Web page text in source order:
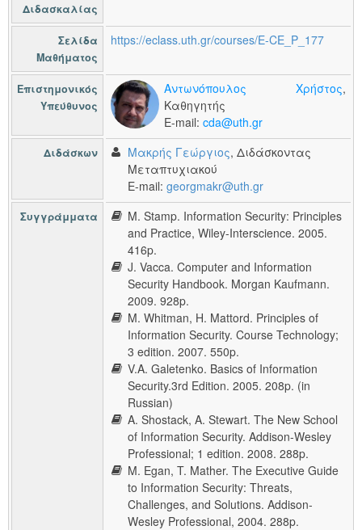
Διδασκαλίας
Σελίδα
Μαθήματος
https://eclass.uth.gr/courses/E-CE_P_177
Επιστημονικός
Υπεύθυνος
Αντωνόπουλος Χρήστος,
Καθηγητής
E-mail: cda@uth.gr
Διδάσκων Μακρής Γεώργιος, Διδάσκοντας
Μεταπτυχιακού
E-mail: georgmakr@uth.gr
Συγγράμματα
M. Stamp. Information Security: Principles
and Practice, Wiley-Interscience. 2005.
416p.
J. Vacca. Computer and Information
Security Handbook. Morgan Kaufmann.
2009. 928p.
M. Whitman, H. Mattord. Principles of
Information Security. Course Technology;
3 edition. 2007. 550p.
V.A. Galetenko. Basics of Information
Security.3rd Edition. 2005. 208p. (in
Russian)
A. Shostack, A. Stewart. The New School
of Information Security. Addison-Wesley
Professional; 1 edition. 2008. 288p.
M. Egan, T. Mather. The Executive Guide
to Information Security: Threats,
Challenges, and Solutions. Addison-
Wesley Professional, 2004. 288p.